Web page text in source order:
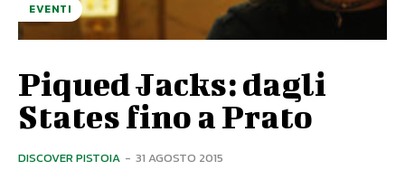
EVENTI
Piqued Jacks: dagli
States fino a Prato
DISCOVER PISTOIA - 31 AGOSTO 2015